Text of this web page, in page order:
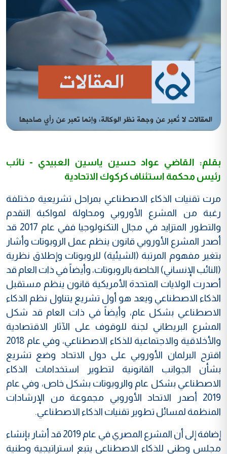
بقلم: القاضي عواد حسين ياسين العبيدي - نائب
رئيس محكمة استئناف كركوك الاتحادية
مرت تقنيات الذكاء الاصطناعي بمراحل تشريعية مختلفة
رغبة من المشرع الأوروبي ومحاولة لمواكبة التقدم
والتطور المتزايد في مجال التكنولوجيا ففي عام 2017 قد
أصدر المشرع الأوروبي قانون ينظم عمل الروبوتات وأشار
بتغير مفهوم المرتبة (الشيئية) للروبوتات وإطلاق نظرية
(النائب الإنساني) الخاصة بالروبوتات، وأيضاً في ذات العام قد
أصدرت الولايات المتحدة الأمريكية قانون ينظم مستقبل
الذكاء الاصطناعي ويعد هو أول تشريع يتناول نظم الذكاء
الاصطناعي بشكل عام، وأيضاً في ذات العام قد شكل
المشرع البريطاني لجنة للوقوف على الآثار الاقتصادية
والأخلاقية والاجتماعية للذكاء الاصطناعي، وفي عام 2018
اقترح البرلمان الأوروبي على دول الاتحاد وضع تشريع
بشأن الجوانب القانونية لتطوير استخدامات الذكاء
الاصطناعي بشكل عام والروبوتات بشكل خاص، وفي عام
2019 أصدر الاتحاد الأوروبي مجموعة من الإرشادات
المنظمة لمسائل تطوير تقنيات الذكاء الاصطناعي.
إضافة إلى أن المشرع المصري في عام 2019 قد أشار بإنشاء
مجلس وطني للذكاء الاصطناعي يتبع استراتيجية وطنية